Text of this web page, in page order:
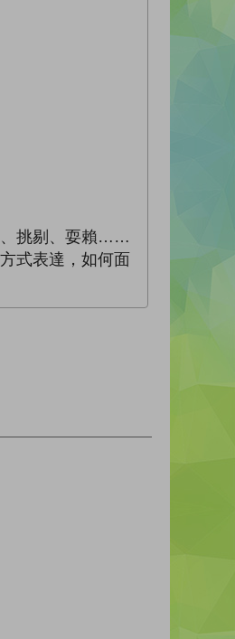
、挑剔、耍賴……
式表達，如何面